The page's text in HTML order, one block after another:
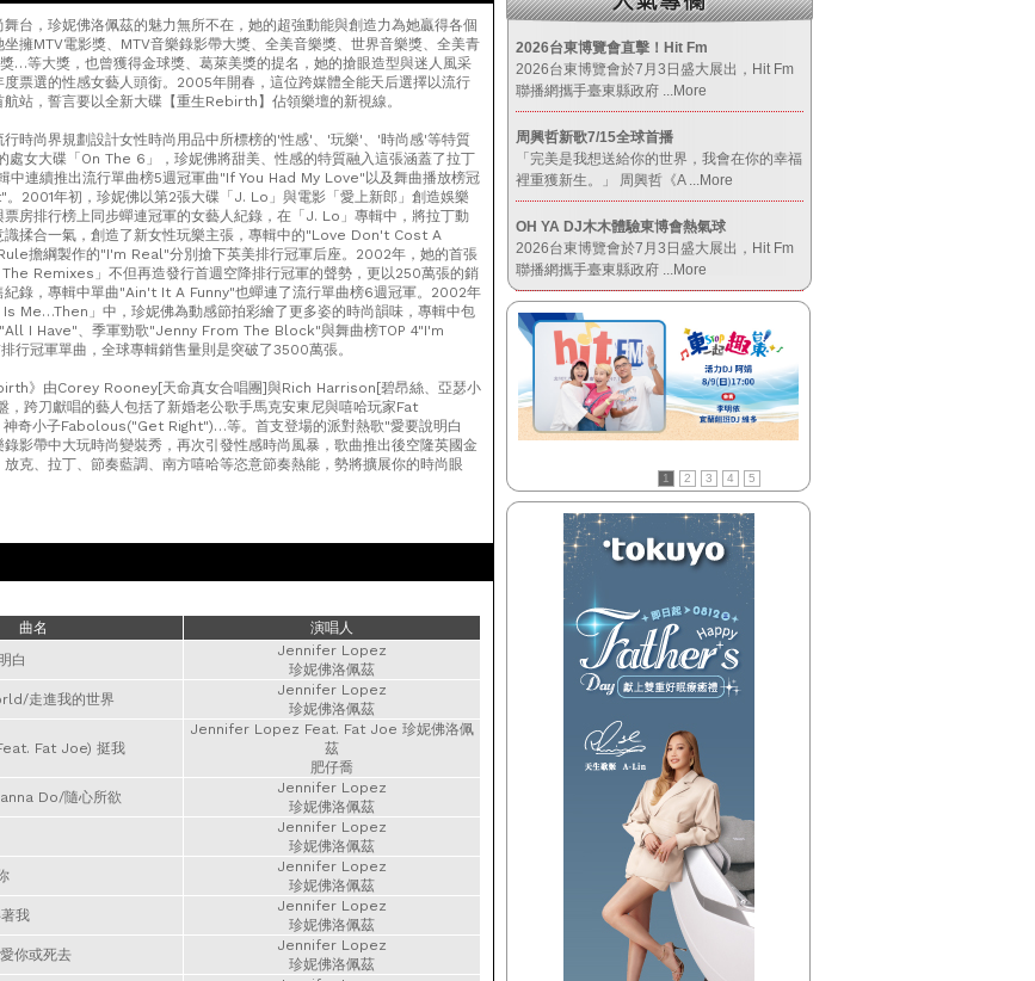
台，珍妮佛洛佩茲的魅力無所不在，她的超強動能與創造力為她贏得各個
擁MTV電影獎、MTV音樂錄影帶大獎、全美音樂獎、世界音樂獎、全美青
…等大獎，也曾獲得金球獎、葛萊美獎的提名，她的搶眼造型與迷人風采
票選的性感女藝人頭銜。2005年開春，這位跨媒體全能天后選擇以流行
站，誓言要以全新大碟【重生Rebirth】佔領樂壇的新視線。
時尚界規劃設計女性時尚用品中所標榜的'性感'、'玩樂'、'時尚感'等特質
處女大碟「On The 6」，珍妮佛將甜美、性感的特質融入這張涵蓋了拉丁
中連續推出流行單曲榜5週冠軍曲"If You Had My Love"以及舞曲播放榜冠
2001年初，珍妮佛以第2張大碟「J. Lo」與電影「愛上新郎」創造娛樂
票房排行榜上同步蟬連冠軍的女藝人紀錄，在「J. Lo」專輯中，將拉丁動
識揉合一氣，創造了新女性玩樂主張，專輯中的"Love Don't Cost A
擔綱製作的"I'm Real"分別搶下英美排行冠軍后座。2002年，她的首張
Remixes」不但再造發行首週空降排行冠軍的聲勢，更以250萬張的銷
紀錄，專輯中單曲"Ain't It A Funny"也蟬連了流行單曲榜6週冠軍。2002年
Me…Then」中，珍妮佛為動感節拍彩繪了更多姿的時尚韻味，專輯中包
I Have"、季軍勁歌"Jenny From The Block"與舞曲榜TOP 4"I'm
行冠軍單曲，全球專輯銷售量則是突破了3500萬張。
》由Corey Rooney[天命真女合唱團]與Rich Harrison[碧昂絲、亞瑟小
，跨刀獻唱的藝人包括了新婚老公歌手馬克安東尼與嘻哈玩家Fat
奇小子Fabolous("Get Right")…等。首支登場的派對熱歌"愛要說明白
影帶中大玩時尚變裝秀，再次引發性感時尚風暴，歌曲推出後空隆英國金
克、拉丁、節奏藍調、南方嘻哈等恣意節奏熱能，勢將擴展你的時尚眼
曲名
演唱人
白
Jennifer Lopez
珍妮佛洛佩茲
走進我的世界
Jennifer Lopez
珍妮佛洛佩茲
Fat Joe) 挺我
Jennifer Lopez Feat. Fat Joe 珍妮佛洛佩
茲
肥仔喬
Do/隨心所欲
Jennifer Lopez
珍妮佛洛佩茲
Jennifer Lopez
珍妮佛洛佩茲
Jennifer Lopez
珍妮佛洛佩茲
我
Jennifer Lopez
珍妮佛洛佩茲
你或死去
Jennifer Lopez
珍妮佛洛佩茲
(南部)
流行最前線
【Next】
(南部)HAPPY DJ-Tracy
【HitFm正在進行】
(宜蘭)
流行最前線
【Next】
(宜蘭)只想聽音樂
【HitFm正在進行】
(花東)
流行最精選
【HitFm正在進行】
流行最前線
(北部)只想聽音樂
2026台東博覽會直擊！Hit Fm
2026台東博覽會於7月3日盛大展出，Hit Fm
聯播網攜手臺東縣政府 ...More
周興哲新歌7/15全球首播
「完美是我想送給你的世界，我會在你的幸福
裡重獲新生。」 周興哲《A ...More
OH YA DJ木木體驗東博會熱氣球
2026台東博覽會於7月3日盛大展出，Hit Fm
聯播網攜手臺東縣政府 ...More
1 2 3 4 5